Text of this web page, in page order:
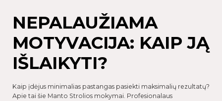
Prisijungti
NEPALAUŽIAMA
MOTYVACIJA: KAIP JĄ
IŠLAIKYTI?
Kaip įdėjus minimalias pastangas pasiekti maksimalių rezultatų?
Apie tai šie Manto Strolios mokymai. Profesionalaus